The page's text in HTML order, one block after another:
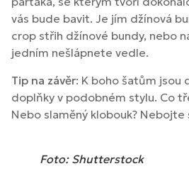
vás bude bavit. Je jím džínová
crop střih džínové bundy, nebo
jedním nešlápnete vedle.
Tip na závěr: K boho šatům jsou
doplňky v podobném stylu. Co
Nebo slaměný klobouk?
Foto: Shutterstock